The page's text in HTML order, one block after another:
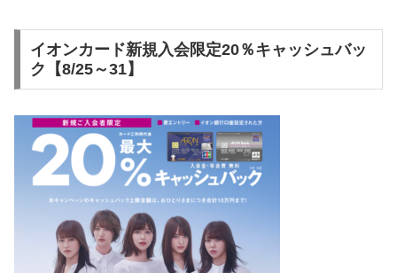
イオンカード新規入会限定20％キャッシュバッ
ク【8/25～31】